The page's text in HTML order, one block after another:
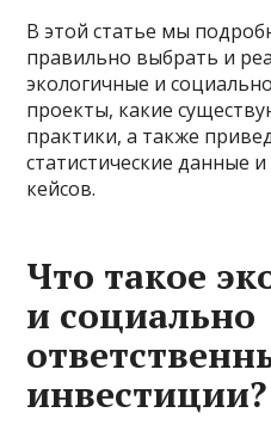
В этой статье мы
правильно выбрать и
экологичные и
проекты, какие
практики, а также
статистические данные
кейсов.
Что такое
и социально
инвестиции?